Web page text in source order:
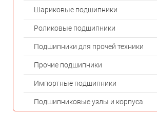
Шариковые подшипники
Роликовые подшипники
Подшипники для прочей техники
Прочие подшипники
Импортные подшипники
Подшипниковые узлы и корпуса